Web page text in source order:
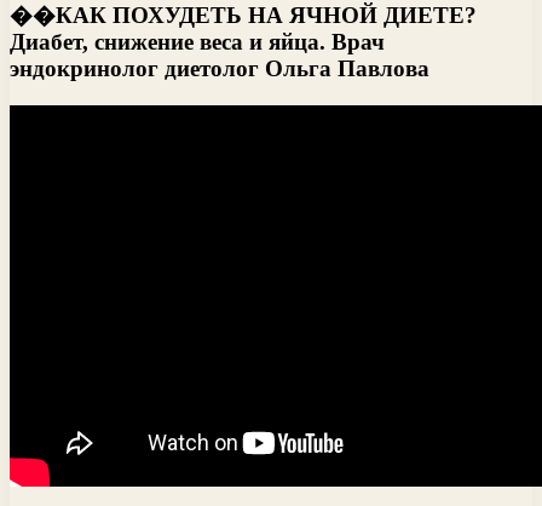
��КАК ПОХУДЕТЬ НА ЯЧНОЙ ДИЕТЕ?
Диабет, снижение веса и яйца. Врач
эндокринолог диетолог Ольга Павлова